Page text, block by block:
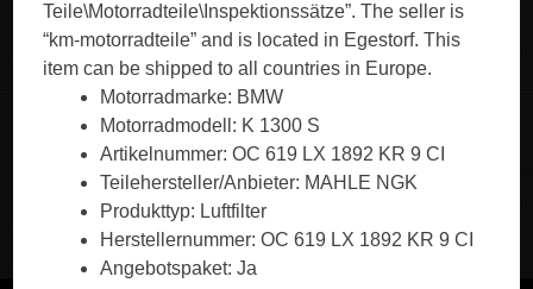
Teile\Motorradteile\Inspektionssätze”. The seller is
“km-motorradteile” and is located in Egestorf. This
item can be shipped to all countries in Europe.
Motorradmarke: BMW
Motorradmodell: K 1300 S
Artikelnummer: OC 619 LX 1892 KR 9 CI
Teilehersteller/Anbieter: MAHLE NGK
Produkttyp: Luftfilter
Herstellernummer: OC 619 LX 1892 KR 9 CI
Angebotspaket: Ja